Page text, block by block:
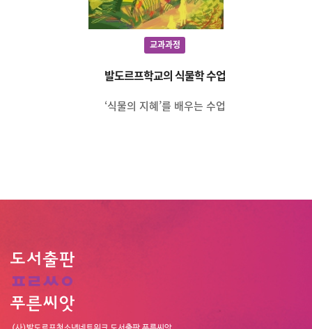
교과과정
발도르프학교의 식물학 수업
‘식물의 지혜’를 배우는 수업